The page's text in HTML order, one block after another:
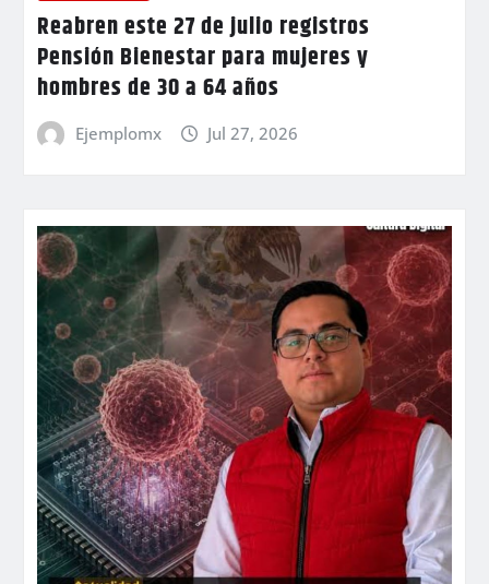
Reabren este 27 de julio registros
Pensión Bienestar para mujeres y
hombres de 30 a 64 años
Ejemplomx Jul 27, 2026